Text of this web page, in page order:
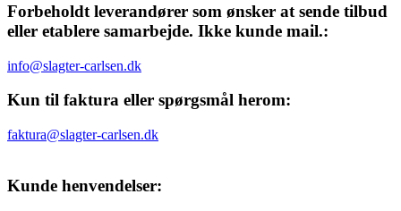
Forbeholdt leverandører som ønsker at sende tilbud
eller etablere samarbejde. Ikke kunde mail.:
info@slagter-carlsen.dk
Kun til faktura eller spørgsmål herom:
faktura@slagter-carlsen.dk
Kunde henvendelser: